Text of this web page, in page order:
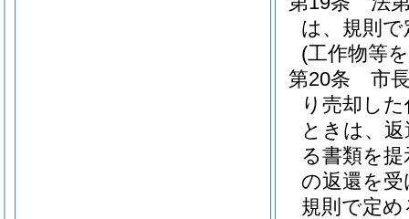
は、規則
(工作物等
第20条
市
り売却し
ときは、
る書類を
の返還を
規則で定